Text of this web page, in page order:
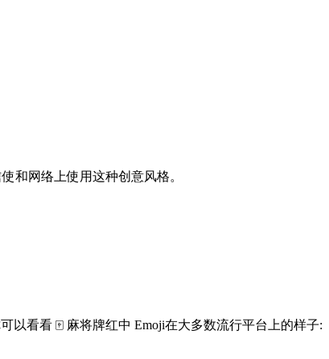
和网络上使用这种创意风格。
看看 🀄 麻将牌红中 Emoji在大多数流行平台上的样子: